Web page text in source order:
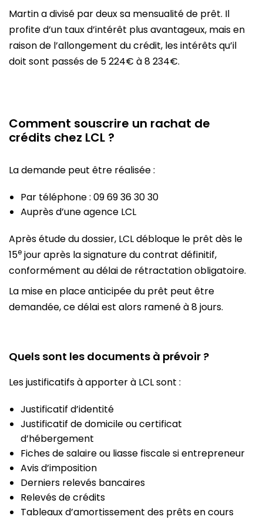
Martin a divisé par deux sa mensualité de prêt. Il
profite d’un taux d’intérêt plus avantageux, mais en
raison de l’allongement du crédit, les intérêts qu’il
doit sont passés de 5 224€ à 8 234€.
Comment souscrire un rachat de
crédits chez LCL ?
La demande peut être réalisée :
Par téléphone : 09 69 36 30 30
Auprès d’une agence LCL
Après étude du dossier, LCL débloque le prêt dès le
15e jour après la signature du contrat définitif,
conformément au délai de rétractation obligatoire.
La mise en place anticipée du prêt peut être
demandée, ce délai est alors ramené à 8 jours.
Quels sont les documents à prévoir ?
Les justificatifs à apporter à LCL sont :
Justificatif d’identité
Justificatif de domicile ou certificat
d’hébergement
Fiches de salaire ou liasse fiscale si entrepreneur
Avis d’imposition
Derniers relevés bancaires
Relevés de crédits
Tableaux d’amortissement des prêts en cours